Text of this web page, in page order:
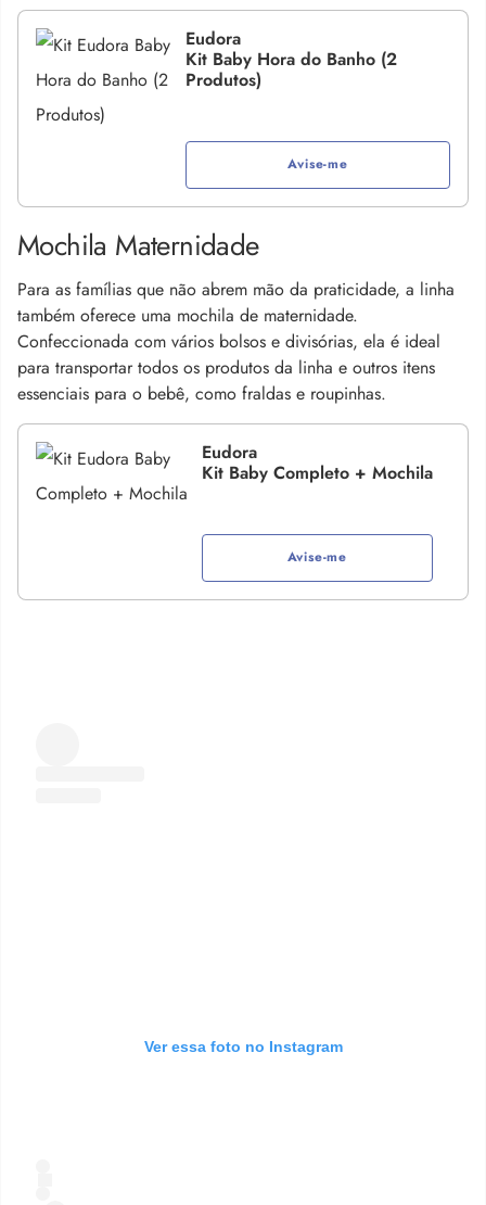
Eudora
Kit Baby Hora do Banho (2
Produtos)
Avise-me
Mochila Maternidade
Para as famílias que não abrem mão da praticidade, a linha
também oferece uma mochila de maternidade.
Confeccionada com vários bolsos e divisórias, ela é ideal
para transportar todos os produtos da linha e outros itens
essenciais para o bebê, como fraldas e roupinhas.
Eudora
Kit Baby Completo + Mochila
Avise-me
Ver essa foto no Instagram